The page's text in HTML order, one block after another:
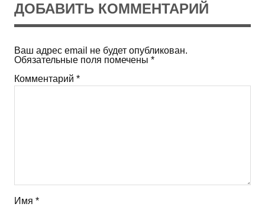
ДОБАВИТЬ КОММЕНТАРИЙ
Ваш адрес email не будет опубликован.
Обязательные поля помечены *
Комментарий *
Имя *